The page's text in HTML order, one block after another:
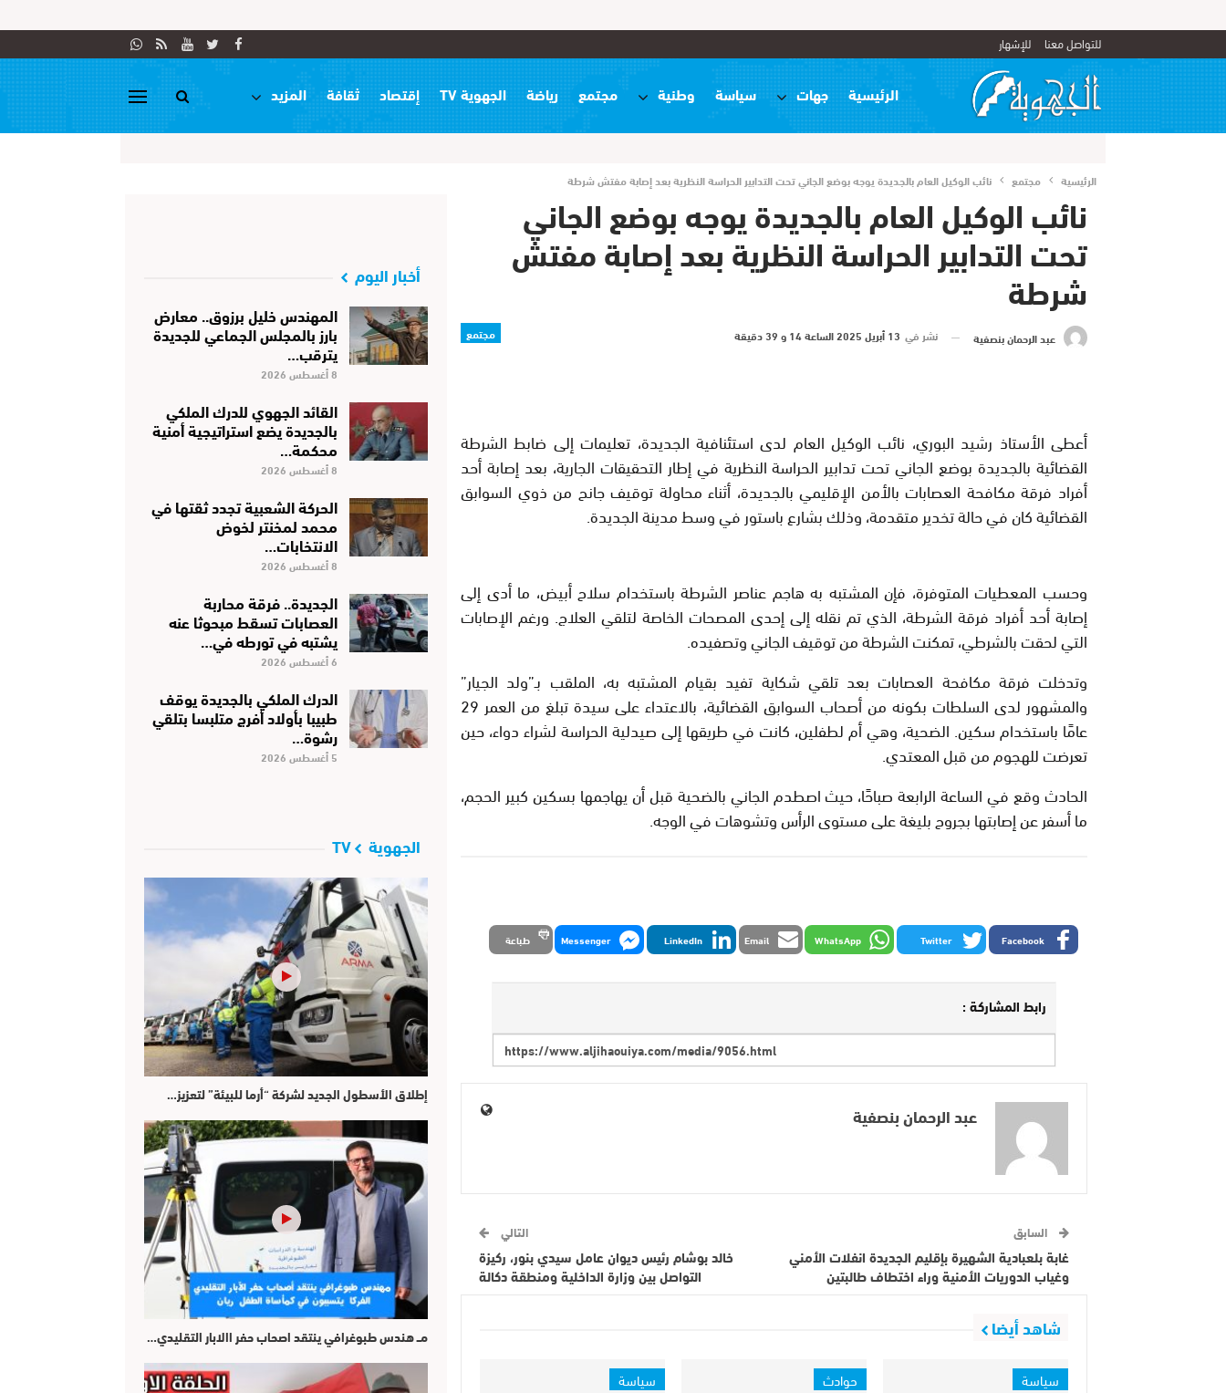
للتواصل معنا للإشهار
الرئيسية جهات سياسة وطنية مجتمع رياضة الجهوية TV إقتصاد ثقافة المزيد
الرئيسية مجتمع نائب الوكيل العام بالجديدة يوجه بوضع الجاني تحت التدابير الحراسة النظرية بعد إصابة مفتش شرطة
نائب الوكيل العام بالجديدة يوجه بوضع الجاني
تحت التدابير الحراسة النظرية بعد إصابة مفتش
شرطة
مجتمع عبد الرحمان بنصفية نشر في 13 أبريل 2025 الساعة 14 و 39 دقيقة
أعطى الأستاذ رشيد البوري، نائب الوكيل العام لدى استئنافية الجديدة، تعليمات إلى ضابط الشرطة
القضائية بالجديدة بوضع الجاني تحت تدابير الحراسة النظرية في إطار التحقيقات الجارية، بعد إصابة أحد
أفراد فرقة مكافحة العصابات بالأمن الإقليمي بالجديدة، أثناء محاولة توقيف جانح من ذوي السوابق
القضائية كان في حالة تخدير متقدمة، وذلك بشارع باستور في وسط مدينة الجديدة.
وحسب المعطيات المتوفرة، فإن المشتبه به هاجم عناصر الشرطة باستخدام سلاح أبيض، ما أدى إلى
إصابة أحد أفراد فرقة الشرطة، الذي تم نقله إلى إحدى المصحات الخاصة لتلقي العلاج. ورغم الإصابات
التي لحقت بالشرطي، تمكنت الشرطة من توقيف الجاني وتصفيده.
وتدخلت فرقة مكافحة العصابات بعد تلقي شكاية تفيد بقيام المشتبه به، الملقب بـ”ولد الجيار”
والمشهور لدى السلطات بكونه من أصحاب السوابق القضائية، بالاعتداء على سيدة تبلغ من العمر 29
عامًا باستخدام سكين. الضحية، وهي أم لطفلين، كانت في طريقها إلى صيدلية الحراسة لشراء دواء، حين
تعرضت للهجوم من قبل المعتدي.
الحادث وقع في الساعة الرابعة صباحًا، حيث اصطدم الجاني بالضحية قبل أن يهاجمها بسكين كبير الحجم،
ما أسفر عن إصابتها بجروح بليغة على مستوى الرأس وتشوهات في الوجه.
Facebook
Twitter
WhatsApp
Email
LinkedIn
Messenger طباعة
رابط المشاركة :
عبد الرحمان بنصفية
السابق
غابة بلعبادية الشهيرة بإقليم الجديدة انفلات الأمني
وغياب الدوريات الأمنية وراء اختطاف طالبتين
التالي
خالد بوشام رئيس ديوان عامل سيدي بنور، ركيزة
التواصل بين وزارة الداخلية ومنطقة دكالة
شاهد أيضا
سياسة حوادث سياسة
أخبار اليوم
المهندس خليل برزوق.. معارض
بارز بالمجلس الجماعي للجديدة
يترقب…
8 أغسطس 2026
القائد الجهوي للدرك الملكي
بالجديدة يضع استراتيجية أمنية
محكمة…
8 أغسطس 2026
الحركة الشعبية تجدد ثقتها في
محمد لمخنتر لخوض
الانتخابات…
8 أغسطس 2026
الجديدة.. فرقة محاربة
العصابات تسقط مبحوثا عنه
يشتبه في تورطه في…
6 أغسطس 2026
الدرك الملكي بالجديدة يوقف
طبيبا بأولاد أفرج متلبسا بتلقي
رشوة…
5 أغسطس 2026
الجهوية TV
إطلاق الأسطول الجديد لشركة “أرما للبيئة” لتعزيز…
مــ هندس طبوغرافي ينتقد اصحاب حفر االابار التقليدي…